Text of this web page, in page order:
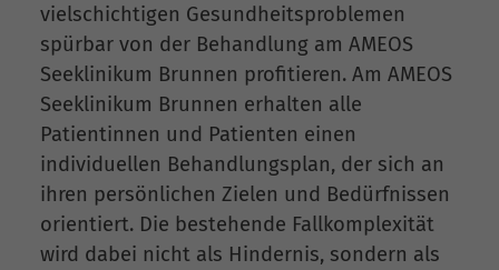
vielschichtigen Gesundheitsproblemen
spürbar von der Behandlung am AMEOS
Seeklinikum Brunnen profitieren. Am AMEOS
Seeklinikum Brunnen erhalten alle
Patientinnen und Patienten einen
individuellen Behandlungsplan, der sich an
ihren persönlichen Zielen und Bedürfnissen
orientiert. Die bestehende Fallkomplexität
wird dabei nicht als Hindernis, sondern als